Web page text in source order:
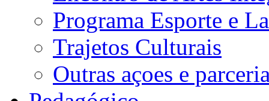
Programa Esporte e
Trajetos Culturais
Outras açoes e